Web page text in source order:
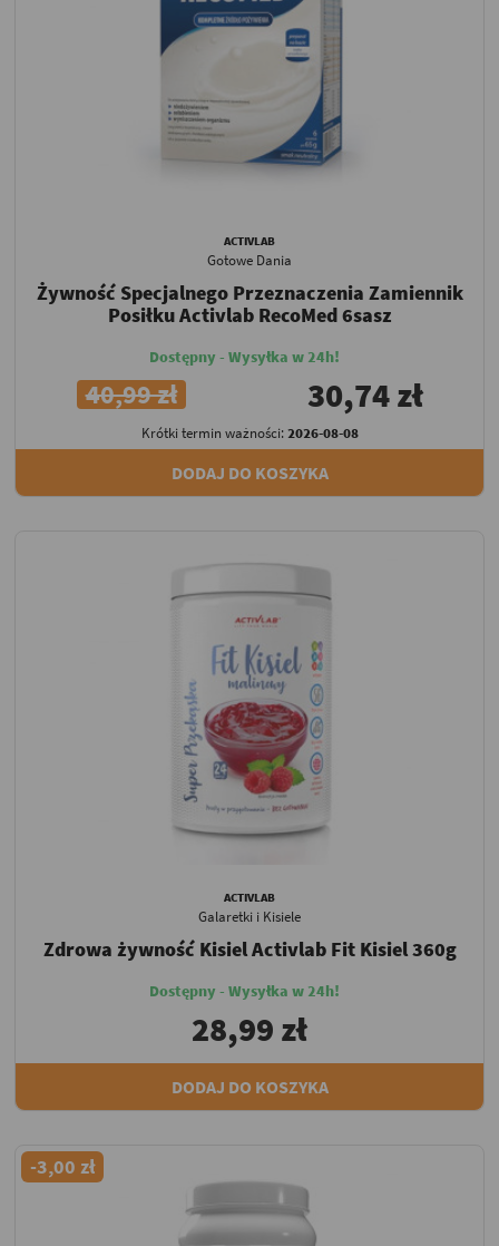
ACTIVLAB
Gotowe Dania
Żywność Specjalnego Przeznaczenia Zamiennik
Posiłku Activlab RecoMed 6sasz
Dostępny - Wysyłka w 24h!
40,99 zł 30,74 zł
Krótki termin ważności:2026-08-08
DODAJ DO KOSZYKA
ACTIVLAB
Galaretki i Kisiele
Zdrowa żywność Kisiel Activlab Fit Kisiel 360g
Dostępny - Wysyłka w 24h!
28,99 zł
DODAJ DO KOSZYKA
-3,00 zł